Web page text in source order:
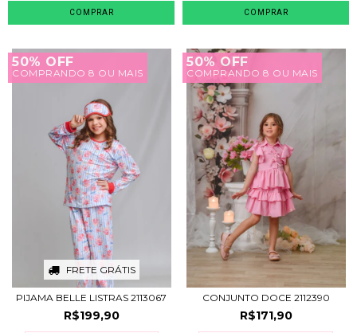
COMPRAR COMPRAR
50% OFF
COMPRANDO 8 OU MAIS
FRETE GRÁTIS
PIJAMA BELLE LISTRAS 2113067
R$199,90
50% OFF
COMPRANDO 8 OU MAIS
CONJUNTO DOCE 2112390
R$171,90